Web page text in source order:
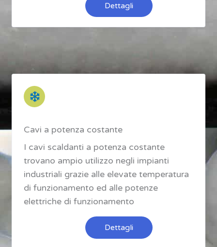
Dettagli
Cavi a potenza costante
I cavi scaldanti a potenza costante
trovano ampio utilizzo negli impianti
industriali grazie alle elevate temperatura
di funzionamento ed alle potenze
elettriche di funzionamento
Dettagli